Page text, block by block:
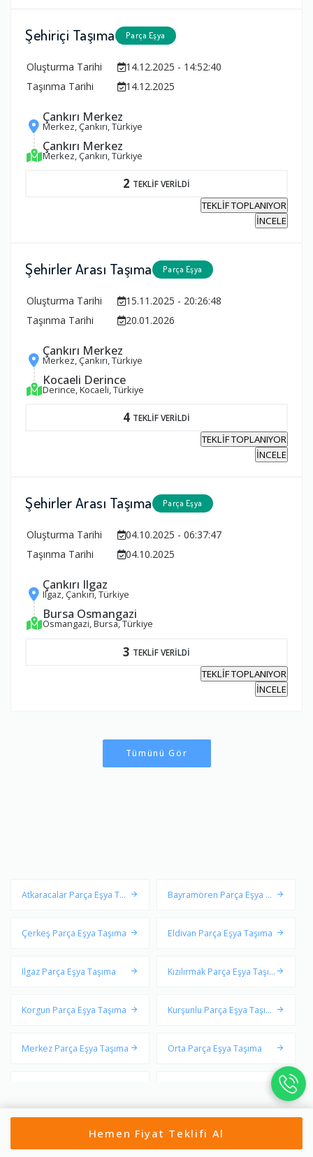
Şehiriçi Taşıma Parça Eşya
Oluşturma Tarihi
14.12.2025 - 14:52:40
Taşınma Tarihi
14.12.2025
Çankırı Merkez
Merkez, Çankırı, Türkiye
Çankırı Merkez
Merkez, Çankırı, Türkiye
2 TEKLİF VERİLDİ
TEKLİF TOPLANIYOR
İNCELE
Şehirler Arası Taşıma Parça Eşya
Oluşturma Tarihi
15.11.2025 - 20:26:48
Taşınma Tarihi
20.01.2026
Çankırı Merkez
Merkez, Çankırı, Türkiye
Kocaeli Derince
Derince, Kocaeli, Türkiye
4 TEKLİF VERİLDİ
TEKLİF TOPLANIYOR
İNCELE
Şehirler Arası Taşıma Parça Eşya
Oluşturma Tarihi
04.10.2025 - 06:37:47
Taşınma Tarihi
04.10.2025
Çankırı Ilgaz
Ilgaz, Çankırı, Türkiye
Bursa Osmangazi
Osmangazi, Bursa, Türkiye
3 TEKLİF VERİLDİ
TEKLİF TOPLANIYOR
İNCELE
Tümünü Gör
Atkaracalar Parça Eşya Taş
Bayramören Parça Eşya Ta
Çerkeş Parça Eşya Taşıma
Eldivan Parça Eşya Taşıma
Ilgaz Parça Eşya Taşıma
Kızılırmak Parça Eşya Taşı
Korgun Parça Eşya Taşıma
Kurşunlu Parça Eşya Taşım
Merkez Parça Eşya Taşıma
Orta Parça Eşya Taşıma
Yapraklı Parça Eşya Taşıma
Hemen Fiyat Teklifi Al